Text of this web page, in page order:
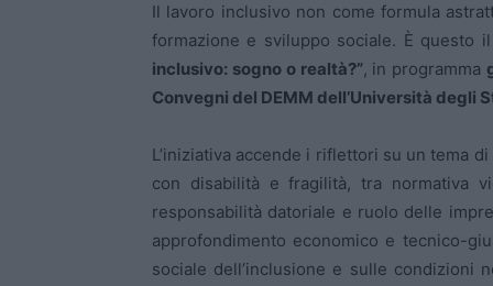
Il lavoro inclusivo non come formula
formazione e sviluppo sociale. È questo
inclusivo: sogno o realtà?”, in programma
Convegni del DEMM dell’Università degli
L’iniziativa accende i riflettori su un tema
con disabilità e fragilità, tra normativa
responsabilità datoriale e ruolo delle
approfondimento economico e tecnico-
sociale dell’inclusione e sulle condizioni